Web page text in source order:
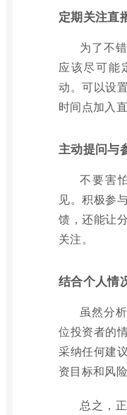
定期关注直
为了不
应该尽可能
动。可以设
时间点加入直
主动提问与
不要害
见。积极参
馈，还能让
关注。
结合个人情
虽然分
位投资者的
采纳任何建
资目标和风
总之，